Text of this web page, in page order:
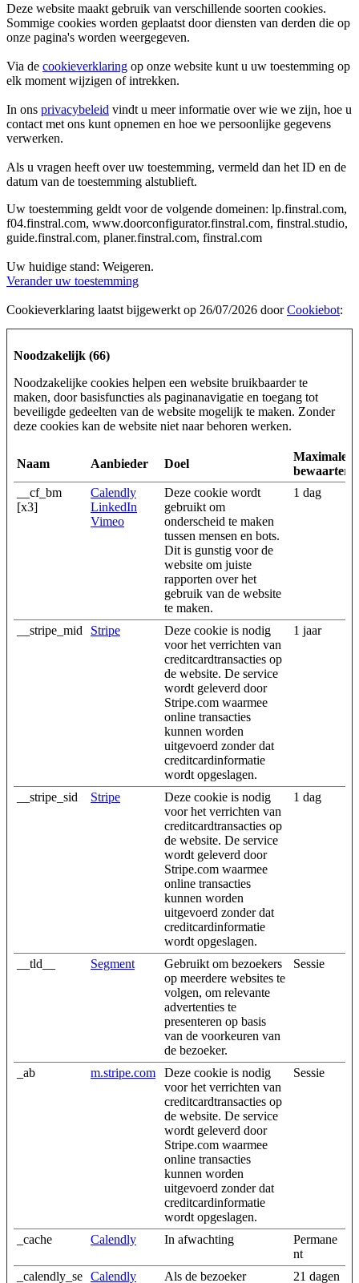
Deze website maakt gebruik van verschillende soorten cookies.
Sommige cookies worden geplaatst door diensten van derden die op
onze pagina's worden weergegeven.
Via de cookieverklaring op onze website kunt u uw toestemming op
elk moment wijzigen of intrekken.
In ons privacybeleid vindt u meer informatie over wie we zijn, hoe u
contact met ons kunt opnemen en hoe we persoonlijke gegevens
verwerken.
Als u vragen heeft over uw toestemming, vermeld dan het ID en de
datum van de toestemming alstublieft.
Uw toestemming geldt voor de volgende domeinen: lp.finstral.com,
f04.finstral.com, www.doorconfigurator.finstral.com, finstral.studio,
guide.finstral.com, planer.finstral.com, finstral.com
Uw huidige stand: Weigeren.
Verander uw toestemming
Cookieverklaring laatst bijgewerkt op 26/07/2026 doorCookiebot:
Noodzakelijk (66)
Noodzakelijke cookies helpen een website bruikbaarder te
maken, door basisfuncties als paginanavigatie en toegang tot
beveiligde gedeelten van de website mogelijk te maken. Zonder
deze cookies kan de website niet naar behoren werken.
Naam Aanbieder Doel
Maximale
__cf_bm
[x3]
Calendly
LinkedIn
Vimeo
Deze cookie wordt
gebruikt om
onderscheid te maken
tussen mensen en bots.
Dit is gunstig voor de
website om juiste
rapporten over het
gebruik van de website
te maken.
1 dag
__stripe_mid Stripe
Deze cookie is nodig
voor het verrichten van
creditcardtransacties op
de website. De service
wordt geleverd door
Stripe.com waarmee
online transacties
kunnen worden
uitgevoerd zonder dat
creditcardinformatie
wordt opgeslagen.
1 jaar
__stripe_sid Stripe
Deze cookie is nodig
voor het verrichten van
creditcardtransacties op
de website. De service
wordt geleverd door
Stripe.com waarmee
online transacties
kunnen worden
uitgevoerd zonder dat
creditcardinformatie
wordt opgeslagen.
1 dag
__tld__ Segment
Gebruikt om bezoekers
op meerdere websites te
volgen, om relevante
advertenties te
presenteren op basis
van de voorkeuren van
de bezoeker.
Sessie
_ab m.stripe.com
Deze cookie is nodig
voor het verrichten van
creditcardtransacties op
de website. De service
wordt geleverd door
Stripe.com waarmee
online transacties
kunnen worden
uitgevoerd zonder dat
creditcardinformatie
wordt opgeslagen.
Sessie
_cache Calendly In afwachting
Permane
nt
_calendly_se Calendly Als de bezoeker 21 dagen